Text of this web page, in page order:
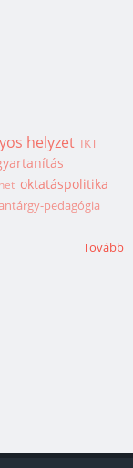
helyzet IKT
oktatáspolitika
pedagógia
Tovább